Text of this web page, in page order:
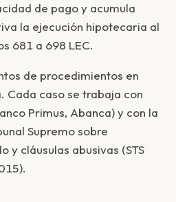
de pago y acumula
la ejecución hipotecaria al
681 a 698 LEC.
de procedimientos en
Cada caso se trabaja con
Primus, Abanca) y con la
Supremo sobre
y cláusulas abusivas (STS